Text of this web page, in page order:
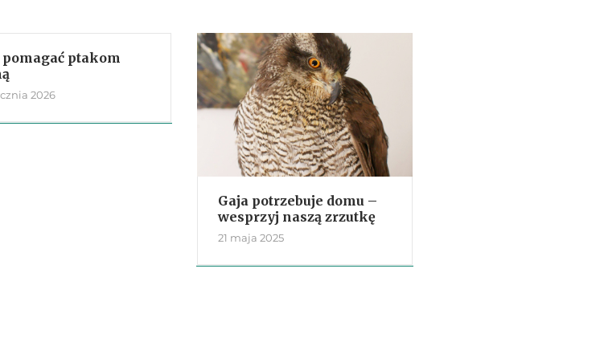
pomagać ptakom
2026
Gaja potrzebuje domu –
wesprzyj naszą zrzutkę
21 maja 2025